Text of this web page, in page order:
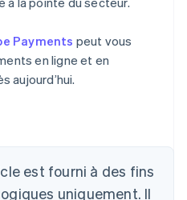
Payments peut vous
en ligne et en
aujourd’hui.
est fourni à des fins
uniquement. Il